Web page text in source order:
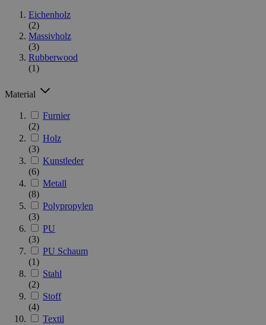
Eichenholz
(2)
Massivholz
(3)
Rubberwood
(1)
Material
Furnier
(2)
Holz
(3)
Kunstleder
(6)
Metall
(8)
Polypropylen
(3)
PU
(3)
PU Schaum
(1)
Stahl
(2)
Stoff
(4)
Textil